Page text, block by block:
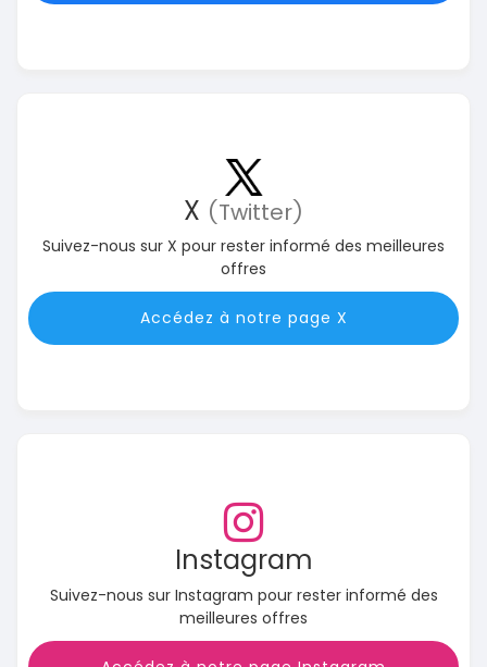
X (Twitter)
Suivez-nous sur X pour rester informé des meilleures
offres
Accédez à notre page X
Instagram
Suivez-nous sur Instagram pour rester informé des
meilleures offres